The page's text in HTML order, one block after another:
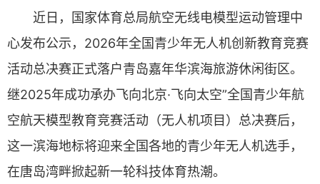
近日，国家体育总局航空无线电模型运动管理中
心发布公示，2026年全国青少年无人机创新教育竞赛
活动总决赛正式落户青岛嘉年华滨海旅游休闲街区。
继2025年成功承办飞向北京·飞向太空”全国青少年航
空航天模型教育竞赛活动（无人机项目）总决赛后，
这一滨海地标将迎来全国各地的青少年无人机选手，
在唐岛湾畔掀起新一轮科技体育热潮。